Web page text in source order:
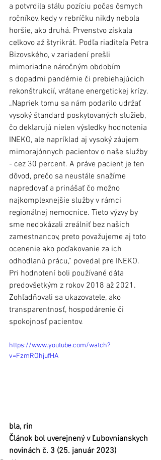
a potvrdila stálu pozíciu počas ôsmych
ročníkov, kedy v rebríčku nikdy nebola
horšie, ako druhá. Prvenstvo získala
celkovo až štyrikrát. Podľa riaditeľa Petra
Bizovského, v zariadení prešli
mimoriadne náročným obdobím
s dopadmi pandémie či prebiehajúcich
rekonštrukcií, vrátane energetickej krízy.
„Napriek tomu sa nám podarilo udržať
vysoký štandard poskytovaných služieb,
čo deklarujú nielen výsledky hodnotenia
INEKO, ale napríklad aj vysoký záujem
mimorajónnych pacientov o naše služby
- cez 30 percent. A práve pacient je ten
dôvod, prečo sa neustále snažíme
napredovať a prinášať čo možno
najkomplexnejšie služby v rámci
regionálnej nemocnice. Tieto výzvy by
sme nedokázali zreálniť bez našich
zamestnancov, preto považujeme aj toto
ocenenie ako poďakovanie za ich
odhodlanú prácu,“ povedal pre INEKO.
Pri hodnotení boli používané dáta
predovšetkým z rokov 2018 až 2021.
Zohľadňovali sa ukazovatele, ako
transparentnosť, hospodárenie či
spokojnosť pacientov.
https://www.youtube.com/watch?
v=FzmROhjufHA
bla, rin
Článok bol uverejnený v Ľubovnianskych
novinách č. 3 (25. január 2023)